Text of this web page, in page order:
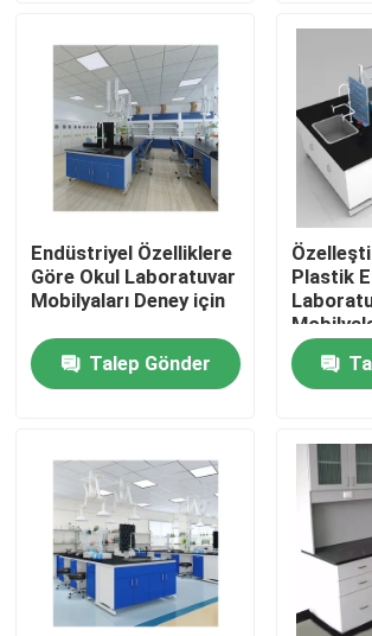
Kişiler
Ürünler
Modern Laboratuvar Mobilyaları
Okul Laboratuvar Mobilyaları
Laboratuvar Duvar Tezgahı
Laboratuvar Çeker Ocak
Laboratuvar Denge Tezgahı
Endüstriyel Özelliklere
Göre Okul Laboratuvar
Mobilyaları Deney için
Talep Gönder
Plastik